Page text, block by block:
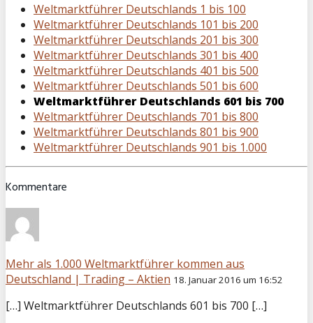
Weltmarktführer Deutschlands 1 bis 100
Weltmarktführer Deutschlands 101 bis 200
Weltmarktführer Deutschlands 201 bis 300
Weltmarktführer Deutschlands 301 bis 400
Weltmarktführer Deutschlands 401 bis 500
Weltmarktführer Deutschlands 501 bis 600
Weltmarktführer Deutschlands 601 bis 700
Weltmarktführer Deutschlands 701 bis 800
Weltmarktführer Deutschlands 801 bis 900
Weltmarktführer Deutschlands 901 bis 1.000
Kommentare
Mehr als 1.000 Weltmarktführer kommen aus
Deutschland | Trading – Aktien 18. Januar 2016 um 16:52
[…] Weltmarktführer Deutschlands 601 bis 700 […]